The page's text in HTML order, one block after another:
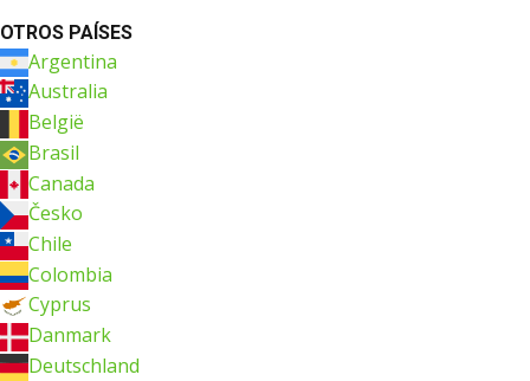
OTROS PAÍSES
Argentina
Australia
België
Brasil
Canada
Česko
Chile
Colombia
Cyprus
Danmark
Deutschland